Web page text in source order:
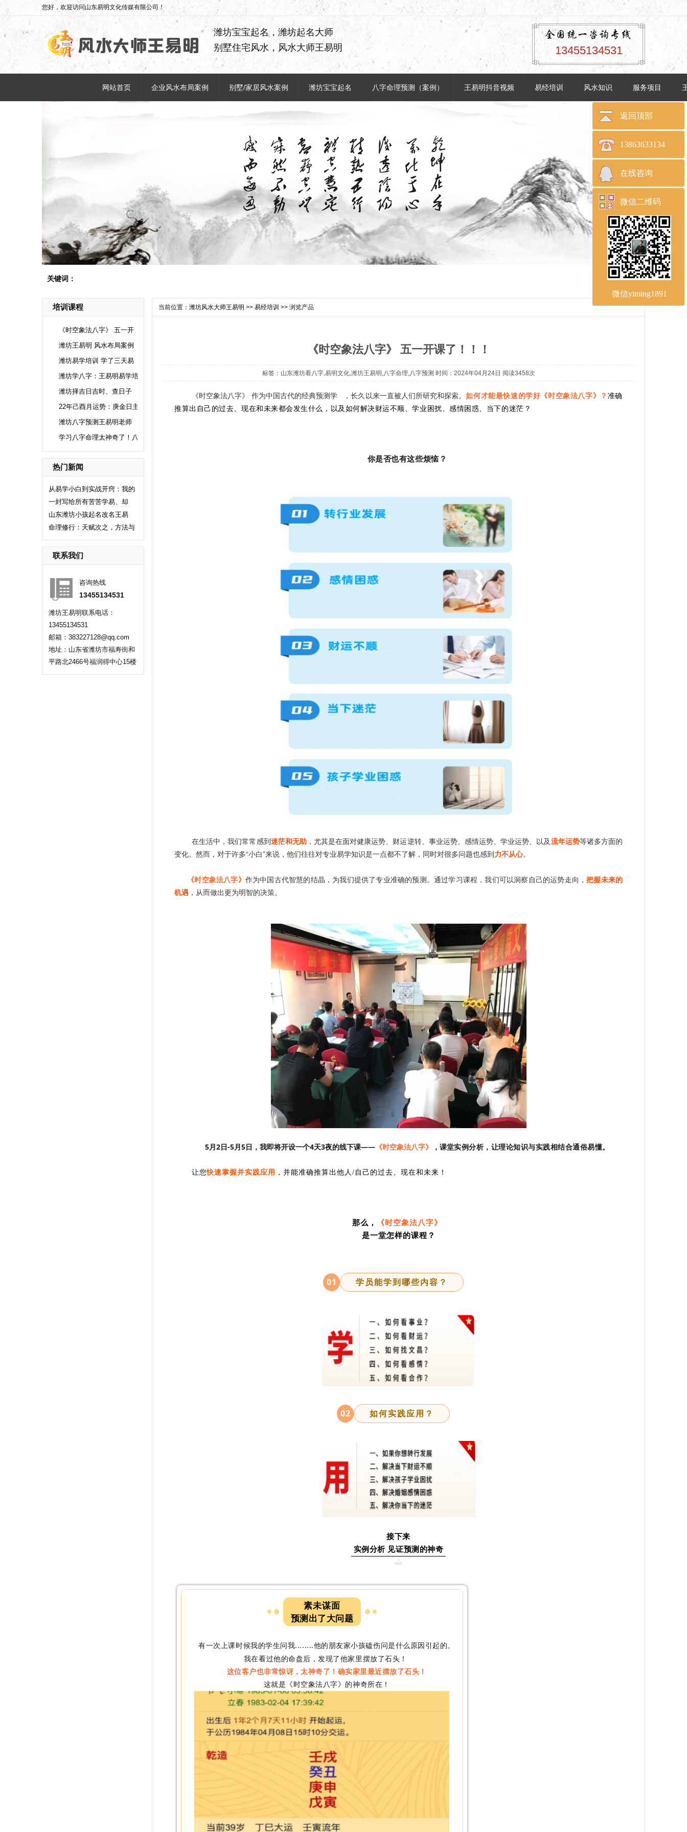
您好，欢迎访问山东易明文化传媒有限公司！
潍坊宝宝起名，潍坊起名大师
别墅住宅风水，风水大师王易明
13455134531
网站首页 企业风水布局案例 别墅/家居风水案例 潍坊宝宝起名 八字命理预测（案例） 王易明抖音视频 易经培训 风水知识 服务项目
关键词：
培训课程
《时空象法八字》 五一开
潍坊王易明 风水布局案例
潍坊易学培训 学了三天易
潍坊学八字：王易明易学培
潍坊择吉日吉时、查日子
22年己酉月运势：庚金日主
潍坊八字预测王易明老师
学习八字命理太神奇了！八
热门新闻
从易学小白到实战开窍：我的
一封写给所有苦苦学易、却
山东潍坊小孩起名改名王易
命理修行：天赋次之，方法与
联系我们
咨询热线
13455134531
潍坊王易明联系电话：
13455134531
邮箱：383227128@qq.com
地址：山东省潍坊市福寿街和
平路北2466号福润得中心15楼
当前位置： 潍坊风水大师王易明 >> 易经培训 >> 浏览产品
《时空象法八字》 五一开课了！！！
标签：山东潍坊看八字,易明文化,潍坊王易明,八字命理,八字预测 时间：2024年04月24日 阅读3458次
《时空象法八字》 作为中国古代的经典预测学 ，长久以来一直被人们所研究和探索。如何才能最快速的学好《时空象法八字》？ 准确
推算出自己的过去、现在和未来都会发生什么，以及如何解决财运不顺、学业困扰、感情困惑、当下的迷茫？
你是否也有这些烦恼？
在生活中，我们常常感到迷茫和无助，尤其是在面对健康运势、财运逆转、事业运势、感情运势、学业运势、以及流年运势等诸多方面的
变化。然而，对于许多“小白”来说，他们往往对专业易学知识是一点都不了解，同时对很多问题也感到力不从心。
《时空象法八字》 作为中国古代智慧的结晶，为我们提供了专业准确的预测。通过学习课程，我们可以洞察自己的运势走向，把握未来的
机遇 ，从而做出更为明智的决策。
5月2日-5月5日，我即将开设一个4天3夜的线下课——《时空象法八字》 ， 课堂实例分析，让理论知识与实践相结合通俗易懂。
让您快速掌握并实践应用 ，并能准确推算出他人/自己的过去、现在和未来！
那么，
《时空象法八字》
是一堂怎样的课程？
01 学员能学到哪些内容？
02 如何实践应用？
接下来
实例分析 见证预测的神奇
素未谋面
预测出了大问题
有一次上课时候我的学生问我........他的朋友家小孩磕伤问是什么原因引起的。
我在看过他的命盘后，发现了他家里摆放了石头！
这位客户也非常惊讶，太神奇了！确实家里最近摆放了石头！
这就是《时空象法八字》的神奇所在！
返回顶部
13863633134
在线咨询
微信二维码
微信yiming1891